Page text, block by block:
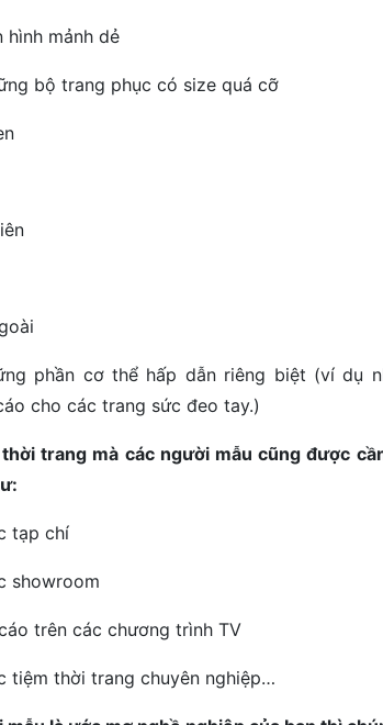
hình mảnh dẻ
bộ trang phục có size quá cỡ
phần cơ thể hấp dẫn riêng biệt (ví dụ
cho các trang sức đeo tay.)
trang mà các người mẫu cũng được
tạp chí
showroom
trên các chương trình TV
tiệm thời trang chuyên nghiệp…